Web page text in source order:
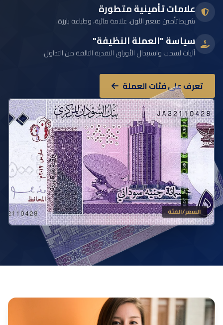
علامات تأمينية متطورة
شريط تأمين متغير اللون، علامة مائية، وطباعة بارزة.
سياسة "العملة النظيفة"
آليات لسحب واستبدال الأوراق النقدية التالفة من التداول.
تعرف على فئات العملة
السعر/الفئة